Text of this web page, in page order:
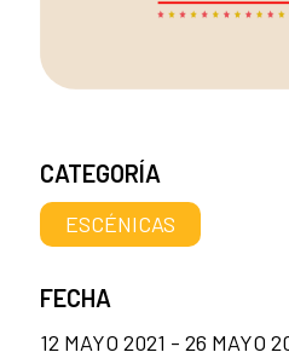
CATEGORÍA
ESCÉNICAS
FECHA
12 MAYO 2021 - 26 MAYO